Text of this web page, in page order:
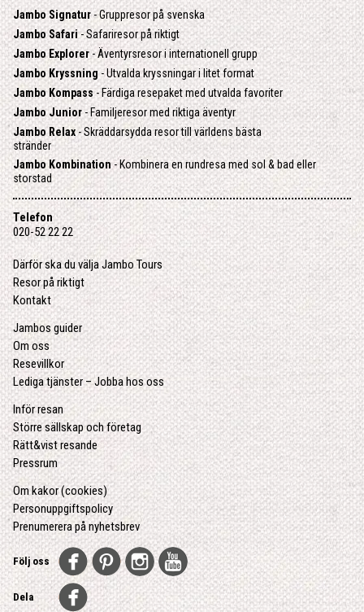
Jambo Signatur- Gruppresor på svenska
Jambo Safari- Safariresor på riktigt
Jambo Explorer- Äventyrsresor i internationell grupp
Jambo Kryssning - Utvalda kryssningar i litet format
Jambo Kompass- Färdiga resepaket med utvalda favoriter
Jambo Junior - Familjeresor med riktiga äventyr
Jambo Relax- Skräddarsydda resor till världens bästa
stränder
Jambo Kombination- Kombinera en rundresa med sol & bad eller
storstad
Telefon
020-52 22 22
Därför ska du välja Jambo Tours
Resor på riktigt
Kontakt
Jambos guider
Om oss
Resevillkor
Lediga tjänster – Jobba hos oss
Inför resan
Större sällskap och företag
Rätt&vist resande
Pressrum
Om kakor (cookies)
Personuppgiftspolicy
Prenumerera på nyhetsbrev
Följ oss
Dela